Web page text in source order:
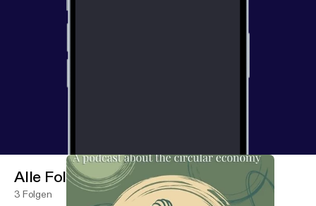
Alle Folgen
3 Folgen